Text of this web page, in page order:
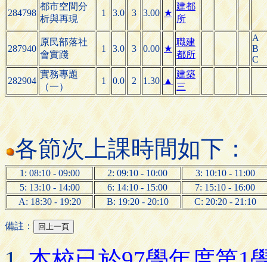
284798
都市空間分
析與再現
1 3.0 3 3.00 ★
建都
所
287940
原民部落社
會實踐
1 3.0 3 0.00 ★
職建
都所
A
B
C
282904
實務專題
（一）
1 0.0 2 1.30 ▲
建築
三
各節次上課時間如下：
1: 08:10 - 09:00 2: 09:10 - 10:00
3: 10:10 - 11:00
5: 13:10 - 14:00
6: 14:10 - 15:00
7: 15:10 - 16:00
A: 18:30 - 19:20
B: 19:20 - 20:10 C: 20:20 - 21:10
備註：